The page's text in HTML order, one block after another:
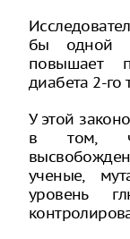
бы одной
повышает
диабета 2-го
У этой
в том,
ученые,
уровень